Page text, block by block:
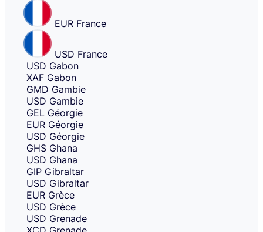
EUR France
USD France
USD Gabon
XAF Gabon
GMD Gambie
USD Gambie
GEL Géorgie
EUR Géorgie
USD Géorgie
GHS Ghana
USD Ghana
GIP Gibraltar
USD Gibraltar
EUR Grèce
USD Grèce
USD Grenade